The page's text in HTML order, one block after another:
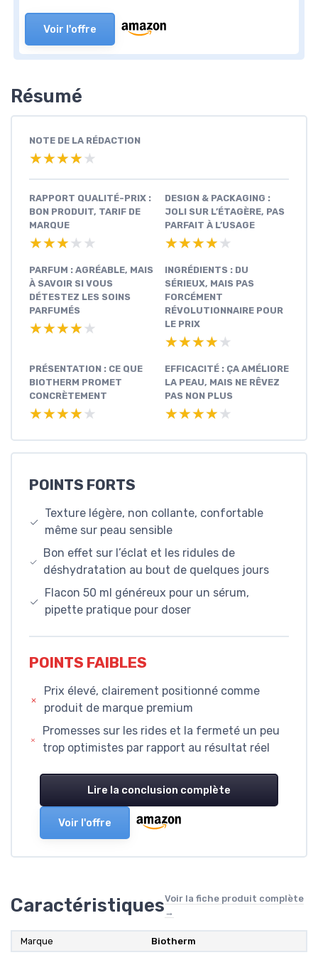
Voir l'offre
Résumé
NOTE DE LA RÉDACTION
★★★★★
★★★★★
RAPPORT QUALITÉ-PRIX :
BON PRODUIT, TARIF DE
MARQUE
★★★★★
★★★★★
DESIGN & PACKAGING :
JOLI SUR L’ÉTAGÈRE, PAS
PARFAIT À L’USAGE
★★★★★
★★★★★
PARFUM : AGRÉABLE, MAIS
À SAVOIR SI VOUS
DÉTESTEZ LES SOINS
PARFUMÉS
★★★★★
★★★★★
INGRÉDIENTS : DU
SÉRIEUX, MAIS PAS
FORCÉMENT
RÉVOLUTIONNAIRE POUR
LE PRIX
★★★★★
★★★★★
PRÉSENTATION : CE QUE
BIOTHERM PROMET
CONCRÈTEMENT
★★★★★
★★★★★
EFFICACITÉ : ÇA AMÉLIORE
LA PEAU, MAIS NE RÊVEZ
PAS NON PLUS
★★★★★
★★★★★
POINTS FORTS
Texture légère, non collante, confortable
même sur peau sensible
Bon effet sur l’éclat et les ridules de
déshydratation au bout de quelques jours
Flacon 50 ml généreux pour un sérum,
pipette pratique pour doser
POINTS FAIBLES
Prix élevé, clairement positionné comme
produit de marque premium
Promesses sur les rides et la fermeté un peu
trop optimistes par rapport au résultat réel
Lire la conclusion complète
Voir l'offre
CaractéristiquesVoir la fiche produit complète
→
Marque Biotherm